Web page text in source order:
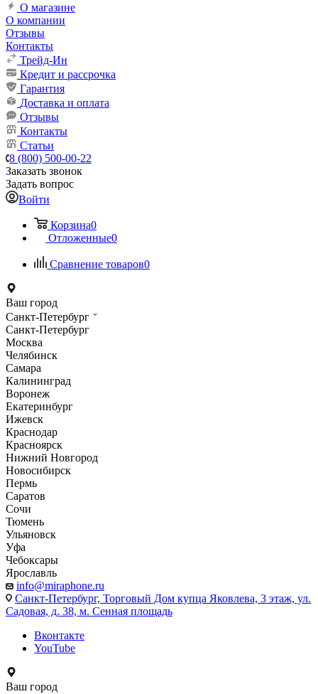
О магазине
О компании
Отзывы
Контакты
Трейд-Ин
Кредит и рассрочка
Гарантия
Доставка и оплата
Отзывы
Контакты
Статьи
8 (800) 500-00-22
Заказать звонок
Задать вопрос
Войти
Корзина0
Отложенные0
Сравнение товаров0
Ваш город
Санкт-Петербург
Санкт-Петербург
Москва
Челябинск
Самара
Калининград
Воронеж
Екатеринбург
Ижевск
Краснодар
Красноярск
Нижний Новгород
Новосибирск
Пермь
Саратов
Сочи
Тюмень
Ульяновск
Уфа
Чебоксары
Ярославль
info@miraphone.ru
Санкт-Петербург, Торговый Дом купца Яковлева, 3 этаж, ул.
Садовая, д. 38, м. Сенная площадь
Вконтакте
YouTube
Ваш город